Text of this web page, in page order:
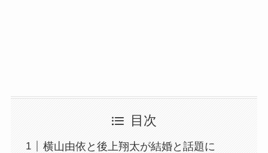
目次
横山由依と後上翔太が結婚と話題に